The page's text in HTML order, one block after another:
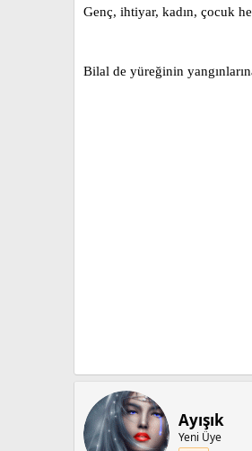
Genç, ihtiyar, kadın, çocuk
Bilal de yüreğinin
Ayışık
Yeni Üye